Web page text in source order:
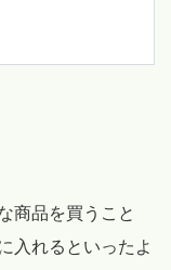
商品を買うこと
入れるといったよ